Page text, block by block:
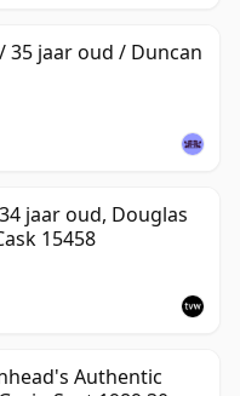
35 jaar oud / Duncan
jaar oud, Douglas
15458
Authentic